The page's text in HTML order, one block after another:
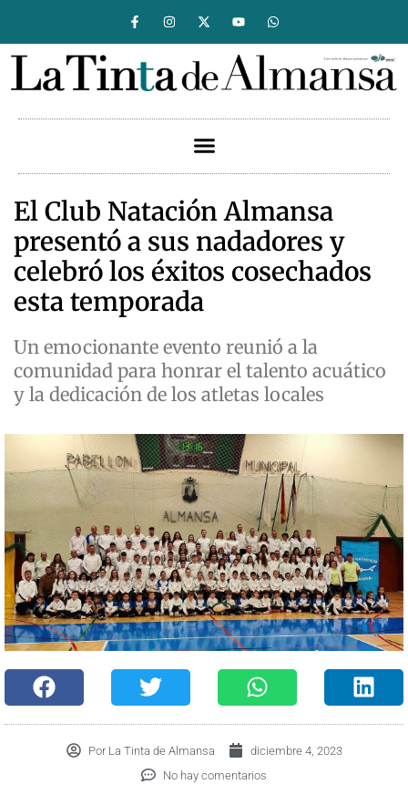
El Club Natación Almansa
presentó a sus nadadores y
celebró los éxitos cosechados
esta temporada
Un emocionante evento reunió a la
comunidad para honrar el talento acuático
y la dedicación de los atletas locales
PorLa Tinta de Almansa
diciembre 4, 2023
No hay comentarios